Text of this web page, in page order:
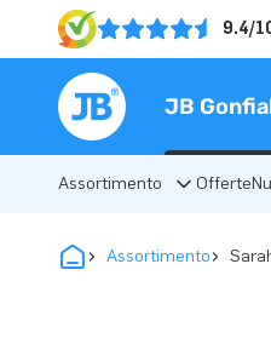
9.4/
JB
Assortimento Offerte
Assortimento